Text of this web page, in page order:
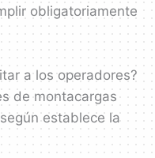
obligatoriamente
a los operadores?
de montacargas
establece la